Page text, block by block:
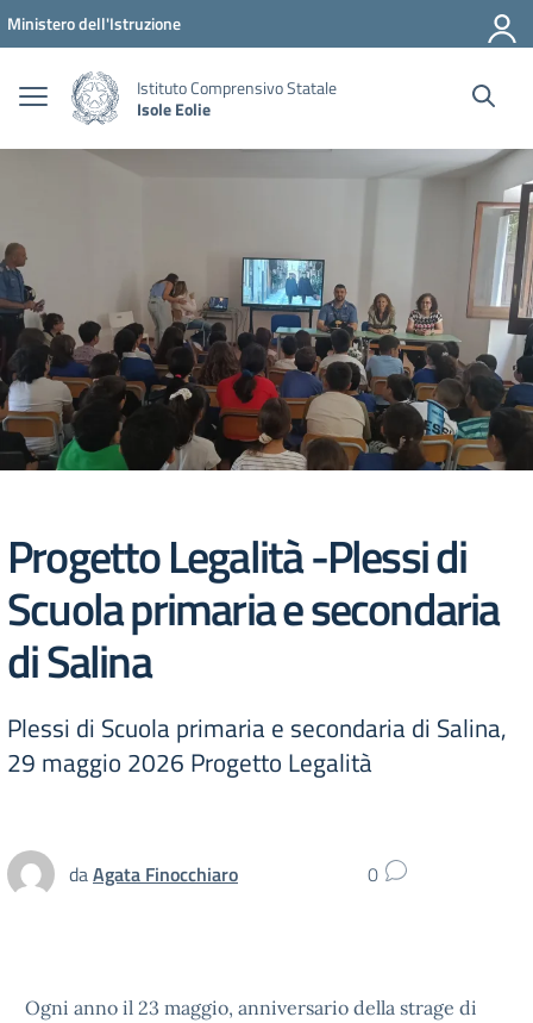
Vai ai contenuti
Vai al menu di navigazione
Vai al footer
Ministero dell'Istruzione
Istituto Comprensivo Statale
Isole Eolie
Progetto Legalità -Plessi di
Scuola primaria e secondaria
di Salina
Plessi di Scuola primaria e secondaria di Salina,
29 maggio 2026 Progetto Legalità
daAgata Finocchiaro 0
Ogni anno il 23 maggio, anniversario della strage di